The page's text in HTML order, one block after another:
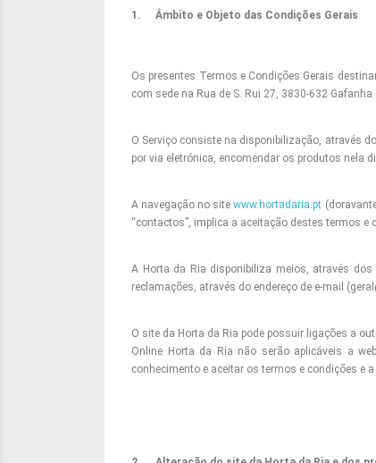
1. Âmbito e Objeto das Condições Gerais
Os presentes Termos e Condições Gerais
com sede na Rua de S. Rui 27, 3830-632
O Serviço consiste na disponibilização, através
por via eletrónica, encomendar os produtos nela
A navegação no sitewww.hortadaria.pt
“contactos”, implica a aceitação destes termos e
A Horta da Ria disponibiliza meios, através
reclamações, através do endereço de e-mail
O site da Horta da Ria pode possuir ligações a
Online Horta da Ria não serão aplicáveis a
conhecimento e aceitar os termos e condições e